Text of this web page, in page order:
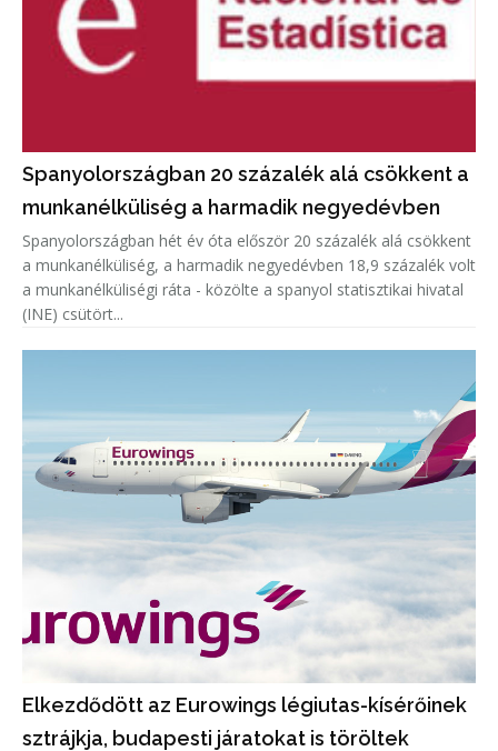
Spanyolországban 20 százalék alá csökkent a
munkanélküliség a harmadik negyedévben
Spanyolországban hét év óta először 20 százalék alá csökkent
a munkanélküliség, a harmadik negyedévben 18,9 százalék volt
a munkanélküliségi ráta - közölte a spanyol statisztikai hivatal
(INE) csütört...
Elkezdődött az Eurowings légiutas-kísérőinek
sztrájkja, budapesti járatokat is töröltek